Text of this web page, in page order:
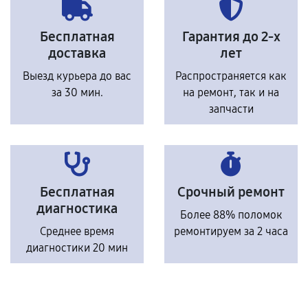
Бесплатная
доставка
Выезд курьера до вас
за 30 мин.
Гарантия до 2-х
лет
Распространяется как
на ремонт, так и на
запчасти
Бесплатная
диагностика
Среднее время
диагностики 20 мин
Срочный ремонт
Более 88% поломок
ремонтируем за 2 часа